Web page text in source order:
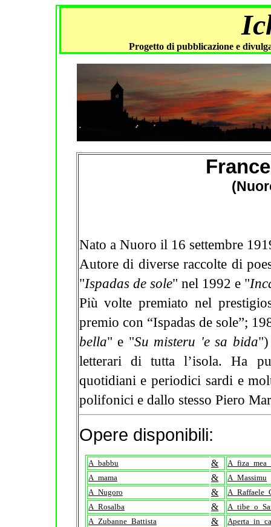
Progetto di pubblicazione e
Nato a Nuoro il 16 settembre
Autore di diverse raccolte di
"Ispadas de sole" nel 1992 e "
Più volte premiato nel
premio con “Ispadas de sole”;
bella" e "Su misteru 'e sa bida")
letterari di tutta l’isola. Ha
quotidiani e periodici sardi e
polifonici e dallo stesso Piero
Opere disponibili:
A_babbu &
A_mama
&
A_Massimu
A_Nugoro
&
A_Rosalba
&
A_Zubanne_Battista
&